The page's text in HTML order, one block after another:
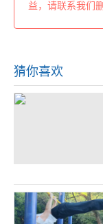
益，请联系我们
猜你喜欢